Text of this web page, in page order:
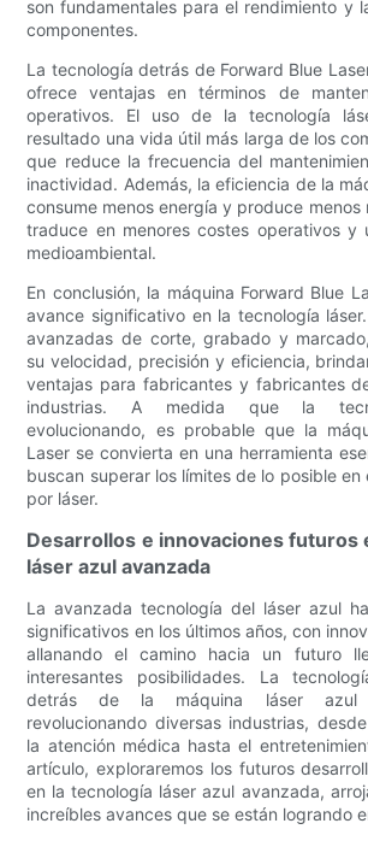
son fundamentales para el rendimiento y
componentes.
La tecnología detrás de Forward Blue
ofrece ventajas en términos de
operativos. El uso de la tecnología
resultado una vida útil más larga de los
que reduce la frecuencia del
inactividad. Además, la eficiencia de la
consume menos energía y produce menos
traduce en menores costes operativos y
medioambiental.
En conclusión, la máquina Forward Blue
avance significativo en la tecnología
avanzadas de corte, grabado y
su velocidad, precisión y eficiencia,
ventajas para fabricantes y fabricantes
industrias. A medida que la
evolucionando, es probable que la
Laser se convierta en una herramienta
buscan superar los límites de lo posible
por láser.
Desarrollos e innovaciones futuros
láser azul avanzada
La avanzada tecnología del láser azul
significativos en los últimos años, con
allanando el camino hacia un futuro
interesantes posibilidades. La
detrás de la máquina láser azul
revolucionando diversas industrias,
la atención médica hasta el
artículo, exploraremos los futuros
en la tecnología láser azul avanzada,
increíbles avances que se están logrando